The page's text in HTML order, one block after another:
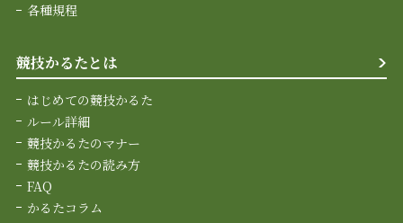
各種規程
競技かるたとは
はじめての競技かるた
ルール詳細
競技かるたのマナー
競技かるたの読み方
FAQ
かるたコラム